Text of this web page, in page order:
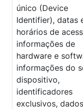
único (Device
Identifier), datas
horários de
informações de
hardware e
informações do
dispositivo,
identificadores
exclusivos,